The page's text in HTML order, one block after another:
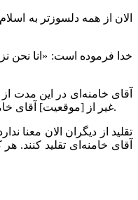
خدا فرموده است: «انا نحن
آقای خامنه‌ای در این مدت
غیر از [موقعیت] آقای خامنه‌ای بود. اما آقای خامنه‌ای تا الان خیلی بزرگی کرده است. خیلی باید دعا کرد، خیلی باید ترویج کرد ایشان را. من از ایشان تقلید می‌کنم و می‌دانم که در زمان غیبت، تقلید یعنی این.
تقلید از دیگران الان معنا
آقای خامنه‌ای تقلید